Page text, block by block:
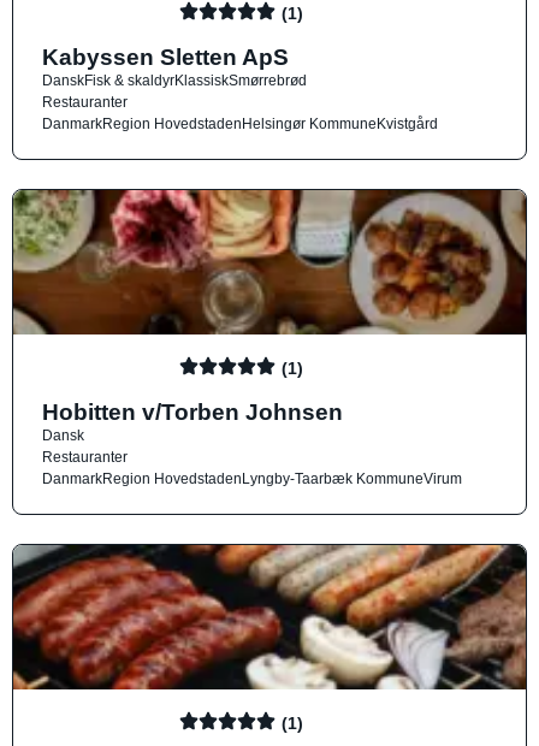
(1)
Kabyssen Sletten ApS
DanskFisk & skaldyrKlassiskSmørrebrød
Restauranter
DanmarkRegion HovedstadenHelsingør KommuneKvistgård
(1)
Hobitten v/Torben Johnsen
Dansk
Restauranter
DanmarkRegion HovedstadenLyngby-Taarbæk KommuneVirum
(1)